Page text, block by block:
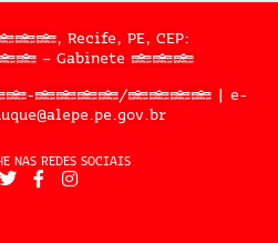
397, Recife, PE, CEP:
Gabinete 302
2467/2324 | e-
NAS REDES SOCIAIS